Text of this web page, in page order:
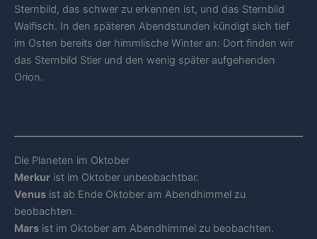
Sternbild, das schwer zu erkennen ist, und das Sternbild
Walfisch. In den späteren Abendstunden kündigt sich tief
im Osten bereits der himmlische Winter an: Dort finden wir
das Sternbild Stier und den wenig später aufgehenden
Orion.
Die Planeten im Oktober
Merkur ist im Oktober unbeobachtbar.
Venus ist ab Ende Oktober am Abendhimmel zu
beobachten.
Mars ist im Oktober am Abendhimmel zu beobachten.